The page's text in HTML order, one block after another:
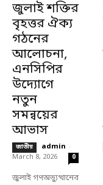
জুলাই শক্তির
বৃহত্তর ঐক্য
গঠনের
আলোচনা,
এনসিপির
উদ্যোগে
নতুন
সমন্বয়ের
আভাস
জাতীয় admin -
March 8, 2026
0
জুলাই গণঅভ্যুত্থানের